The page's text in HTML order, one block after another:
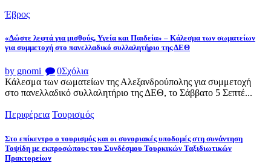
Έβρος
«Δώστε λεφτά για μισθούς, Υγεία και Παιδεία» – Κάλεσμα των σωματείων
για συμμετοχή στο πανελλαδικό συλλαλητήριο της ΔΕΘ
by gnomi 0Σχόλια
Κάλεσμα των σωματείων της Αλεξανδρούπολης για συμμετοχή
στο πανελλαδικό συλλαλητήριο της ΔΕΘ, το Σάββατο 5 Σεπτέ...
Περιφέρεια Τουρισμός
Στο επίκεντρο ο τουρισμός και οι συνοριακές υποδομές στη συνάντηση
Τοψίδη με εκπροσώπους του Συνδέσμου Τουρκικών Ταξιδιωτικών
Πρακτορείων